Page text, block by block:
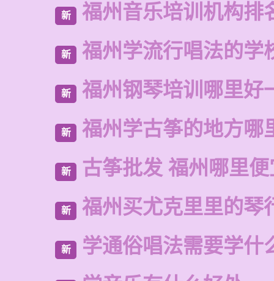
新 福州音乐培训机构排
新 福州学流行唱法的学
新 福州钢琴培训哪里好
新 福州学古筝的地方哪
新 古筝批发 福州哪里
新 福州买尤克里里的琴
新 学通俗唱法需要学什